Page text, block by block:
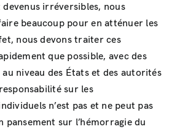
irréversibles, nous
beaucoup pour en atténuer les
nous devons traiter ces
que possible, avec des
niveau des États et des autorités
sur les
n’est pas et ne peut pas
pansement sur l’hémorragie du